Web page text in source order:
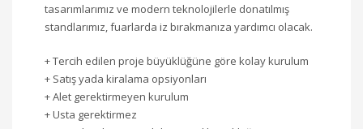
tasarımlarımız ve modern teknolojilerle donatılmış
standlarımız, fuarlarda iz bırakmanıza yardımcı olacak.
+ Tercih edilen proje büyüklüğüne göre kolay kurulum
+ Satış yada kiralama opsiyonları
+ Alet gerektirmeyen kurulum
+ Usta gerektirmez